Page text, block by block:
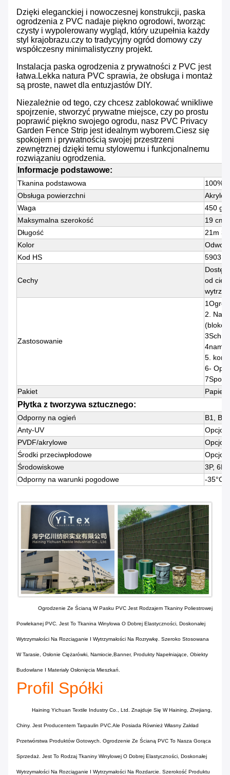
Dzięki eleganckiej i nowoczesnej konstrukcji, paska
ogrodzenia z PVC nadaje piękno ogrodowi, tworząc
czysty i wypolerowany wygląd, który uzupełnia każdy
styl krajobrazu.czy to tradycyjny ogród domowy czy
współczesny minimalistyczny projekt.
Instalacja paska ogrodzenia z prywatności z PVC jest
łatwa.Lekka natura PVC sprawia, że obsługa i montaż
są proste, nawet dla entuzjastów DIY.
Niezależnie od tego, czy chcesz zablokować wnikliwe
spojrzenie, stworzyć prywatne miejsce, czy po prostu
poprawić piękno swojego ogrodu, nasz PVC Privacy
Garden Fence Strip jest idealnym wyborem.Ciesz się
spokojem i prywatnością swojej przestrzeni
zewnętrznej dzięki temu stylowemu i funkcjonalnemu
rozwiązaniu ogrodzenia.
Informacje podstawowe:
Tkanina podstawowa
100%
Obsługa powierzchni
Waga
450 gm
Maksymalna szerokość
19 cm
Długość
21m
Kolor
Kod HS
Cechy
od
Zastosowanie
2.
5.
6-
Pakiet
Papier
Płytka z tworzywa sztucznego:
Odporny na ogień
B1,
Anty-UV
PVDF/akrylowe
Środki przeciwpłodowe
Środowiskowe
3P,
Odporny na warunki pogodowe
-35°C
Ogrodzenie Ze Ścianą W Pasku PVC Jest Rodzajem Tkaniny Poliestrowej
Powlekanej PVC. Jest To Tkanina Winylowa O Dobrej Elastyczności, Doskonałej
Wytrzymałości Na Rozciąganie I Wytrzymałości Na Rozrywkę. Szeroko Stosowana
W Tarasie, Osłonie Ciężarówki, Namiocie,Banner, Produkty Napełniające, Obiekty
Budowlane I Materiały Osłonięcia Mieszkań.
Profil Spółki
Haining Yichuan Textile Industry Co., Ltd. Znajduje Się W Haining, Zhejiang,
Chiny. Jest Producentem Tarpaulin PVC.ale Posiada Również Własny Zakład
Przetwórstwa Produktów Gotowych. Ogrodzenie Ze Ścianą PVC To Nasza Gorąca
Sprzedaż. Jest To Rodzaj Tkaniny Winylowej O Dobrej Elastyczności, Doskonałej
Wytrzymałości Na Rozciąganie I Wytrzymałości Na Rozdarcie. Szerokość Produktu